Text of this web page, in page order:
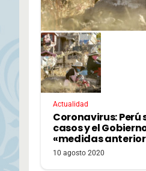
Actualidad
Coronavirus: Perú
casos y el
«medidas
10 agosto 2020